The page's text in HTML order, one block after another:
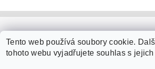
Tento web používá soubory cookie.
tohoto webu vyjadřujete souhlas s